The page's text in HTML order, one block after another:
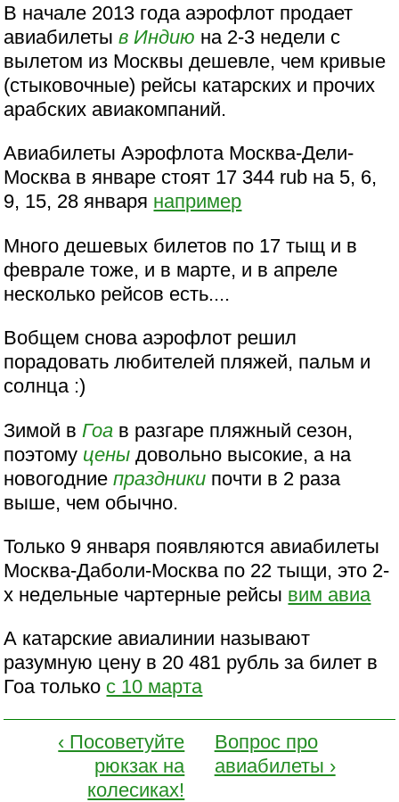
В начале 2013 года аэрофлот продает
авиабилетыв Индию на 2-3 недели с
вылетом из Москвы дешевле, чем кривые
(стыковочные) рейсы катарских и прочих
арабских авиакомпаний.
Авиабилеты Аэрофлота Москва-Дели-
Москва в январе стоят 17 344 rub на 5, 6,
9, 15, 28 января например
Много дешевых билетов по 17 тыщ и в
феврале тоже, и в марте, и в апреле
несколько рейсов есть....
Вобщем снова аэрофлот решил
порадовать любителей пляжей, пальм и
солнца :)
Зимой в Гоа в разгаре пляжный сезон,
поэтому цены довольно высокие, а на
новогодниепраздники почти в 2 раза
выше, чем обычно.
Только 9 января появляются авиабилеты
Москва-Даболи-Москва по 22 тыщи, это 2-
х недельные чартерные рейсы вим авиа
А катарские авиалинии называют
разумную цену в 20 481 рубль за билет в
Гоа только с 10 марта
‹ Посоветуйте
рюкзак на
колесиках!
Вопрос про
авиабилеты ›